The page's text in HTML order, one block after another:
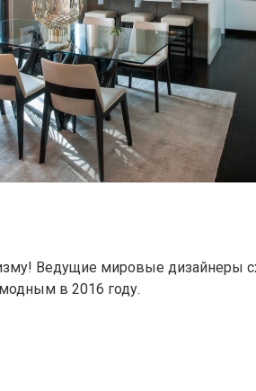
Ведущие мировые дизайнеры
в 2016 году.